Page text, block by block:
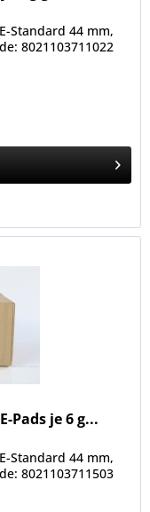
Standard 44 mm,
8021103711022
Pads je 6 g...
Standard 44 mm,
8021103711503